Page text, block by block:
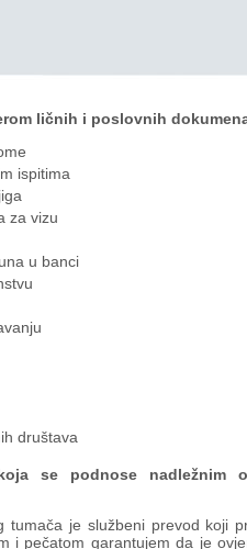
ličnih i poslovnih
ispitima
za vizu
u banci
društava
se podnose nadležnim
tumača je službeni prevod koji
i pečatom garantujem da je